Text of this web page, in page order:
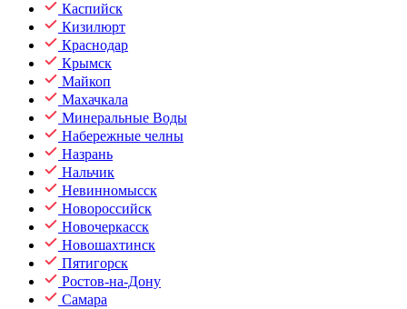
Каспийск
Кизилюрт
Краснодар
Крымск
Майкоп
Махачкала
Минеральные Воды
Набережные челны
Назрань
Нальчик
Невинномысск
Новороссийск
Новочеркасск
Новошахтинск
Пятигорск
Ростов-на-Дону
Самара